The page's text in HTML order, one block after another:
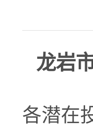
龙岩
各潜在